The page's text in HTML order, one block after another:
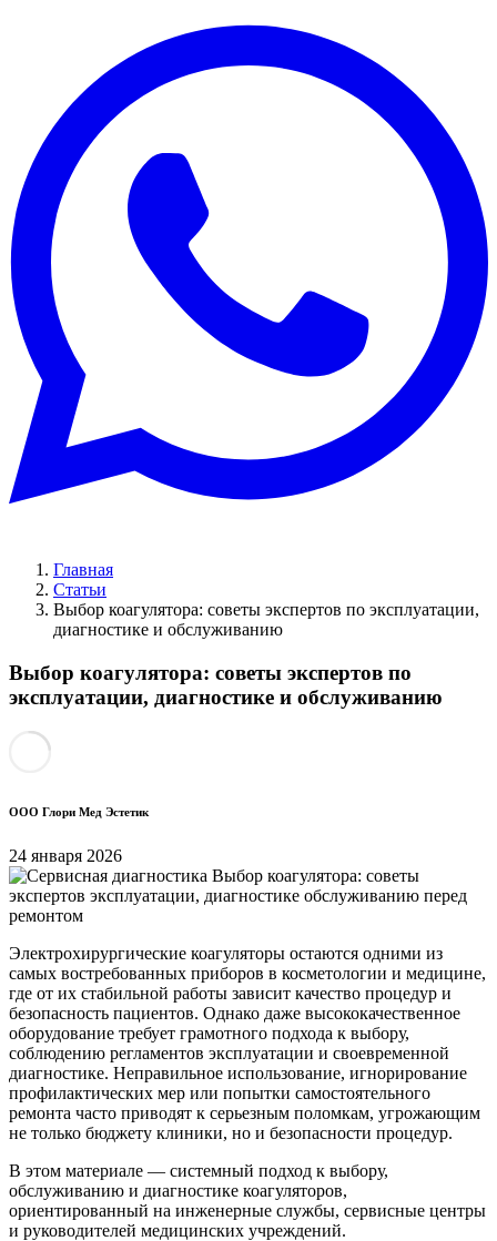
Главная
Статьи
Выбор коагулятора: советы экспертов по эксплуатации,
диагностике и обслуживанию
Выбор коагулятора: советы экспертов по
эксплуатации, диагностике и обслуживанию
ООО Глори Мед Эстетик
24 января 2026
Электрохирургические коагуляторы остаются одними из
самых востребованных приборов в косметологии и медицине,
где от их стабильной работы зависит качество процедур и
безопасность пациентов. Однако даже высококачественное
оборудование требует грамотного подхода к выбору,
соблюдению регламентов эксплуатации и своевременной
диагностике. Неправильное использование, игнорирование
профилактических мер или попытки самостоятельного
ремонта часто приводят к серьезным поломкам, угрожающим
не только бюджету клиники, но и безопасности процедур.
В этом материале — системный подход к выбору,
обслуживанию и диагностике коагуляторов,
ориентированный на инженерные службы, сервисные центры
и руководителей медицинских учреждений.